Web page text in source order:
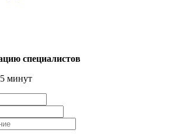
специалистов
минут